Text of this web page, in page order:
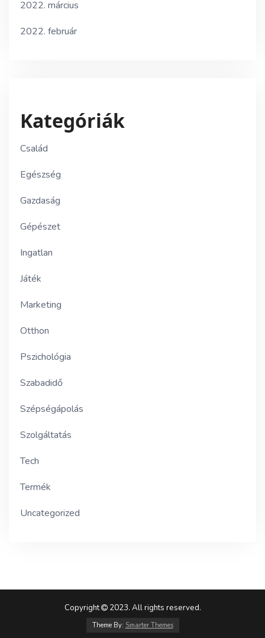
2022. március
2022. február
Kategóriák
Család
Egészség
Gazdaság
Gépészet
Ingatlan
Játék
Marketing
Otthon
Pszichológia
Szabadidő
Szépségápolás
Szolgáltatás
Tech
Termék
Uncategorized
Copyright 2023. All rights reserved.
Theme By: Smarter Themes